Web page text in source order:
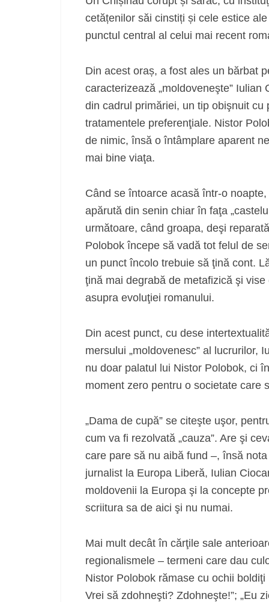
cetățenilor săi cinstiți și cele estice
punctul central al celui mai recent
Din acest oraș, a fost ales un bărbat
caracterizează „moldoveneşte”
din cadrul primăriei, un tip obişnuit
tratamentele preferenţiale. Nistor
de nimic, însă o întâmplare aparent
mai bine viaţa.
Când se întoarce acasă într-o
apărută din senin chiar în faţa
următoare, când groapa, deşi
Polobok începe să vadă tot felul de
un punct încolo trebuie să ţină cont.
ţină mai degrabă de metafizică şi
asupra evoluţiei romanului.
Din acest punct, cu dese
mersului „moldovenesc” al lucrurilor,
nu doar palatul lui Nistor Polobok, ci
moment zero pentru o societate care
„Dama de cupă” se citeşte uşor,
cum va fi rezolvată „cauza”. Are şi
care pare să nu aibă fund –, însă
jurnalist la Europa Liberă, Iulian
moldovenii la Europa şi la concepte
scriitura sa de aici şi nu numai.
Mai mult decât în cărţile sale
regionalismele – termeni care dau
Nistor Polobok rămase cu ochii
Vrei să zdohneşti? Zdohneşte!”; „Eu